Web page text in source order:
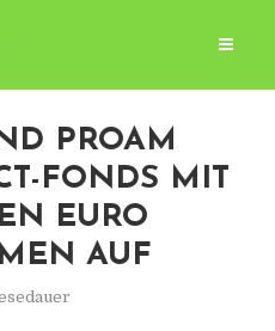
PROAM
FONDS MIT
EURO
AUF